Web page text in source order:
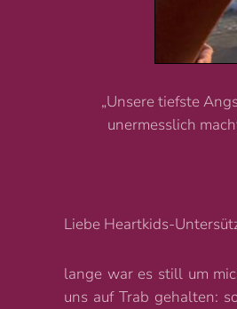
„Unsere tiefste
unermesslich
Liebe Heartkids-
lange war es still um
uns auf Trab gehalten: